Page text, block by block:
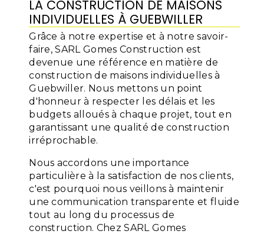
LA CONSTRUCTION DE MAISONS
INDIVIDUELLES À GUEBWILLER
Grâce à notre expertise et à notre savoir-
faire, SARL Gomes Construction est
devenue une référence en matière de
construction de maisons individuelles à
Guebwiller. Nous mettons un point
d'honneur à respecter les délais et les
budgets alloués à chaque projet, tout en
garantissant une qualité de construction
irréprochable.
Nous accordons une importance
particulière à la satisfaction de nos clients,
c'est pourquoi nous veillons à maintenir
une communication transparente et fluide
tout au long du processus de
construction. Chez SARL Gomes